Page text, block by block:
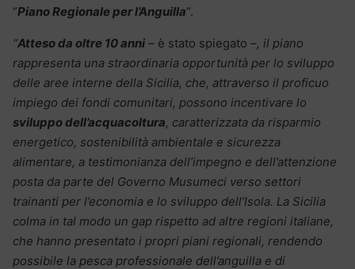
“Piano Regionale per l’Anguilla“.
“Atteso da oltre 10 anni – è stato spiegato –, il piano
rappresenta una straordinaria opportunità per lo sviluppo
delle aree interne della Sicilia, che, attraverso il proficuo
impiego dei fondi comunitari, possono incentivare lo
sviluppo dell’acquacoltura, caratterizzata da risparmio
energetico, sostenibilità ambientale e sicurezza
alimentare, a testimonianza dell’impegno e dell’attenzione
posta da parte del Governo Musumeci verso settori
trainanti per l’economia e lo sviluppo dell’Isola. La Sicilia
colma in tal modo un gap rispetto ad altre regioni italiane,
che hanno presentato i propri piani regionali, rendendo
possibile la pesca professionale dell’anguilla e di